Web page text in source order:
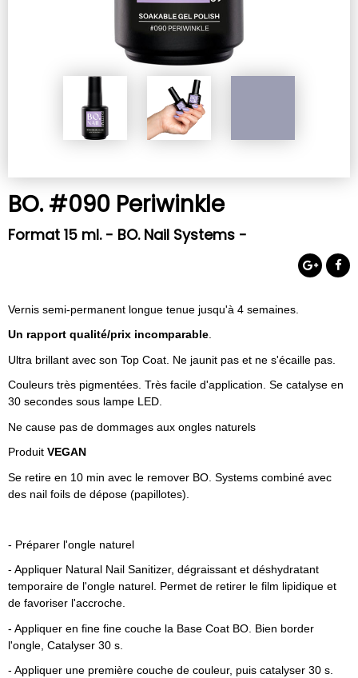
BO. #090 Periwinkle
Format 15 ml. - BO. Nail Systems -
Vernis semi-permanent longue tenue jusqu'à 4 semaines.
Un rapport qualité/prix incomparable.
Ultra brillant avec son Top Coat. Ne jaunit pas et ne s'écaille pas.
Couleurs très pigmentées. Très facile d'application. Se catalyse en
30 secondes sous lampe LED.
Ne cause pas de dommages aux ongles naturels
Produit VEGAN
Se retire en 10 min avec le remover BO. Systems combiné avec
des nail foils de dépose (papillotes).
- Préparer l'ongle naturel
- Appliquer Natural Nail Sanitizer, dégraissant et déshydratant
temporaire de l'ongle naturel. Permet de retirer le film lipidique et
de favoriser l'accroche.
- Appliquer en fine fine couche la Base Coat BO. Bien border
l'ongle, Catalyser 30 s.
- Appliquer une première couche de couleur, puis catalyser 30 s.